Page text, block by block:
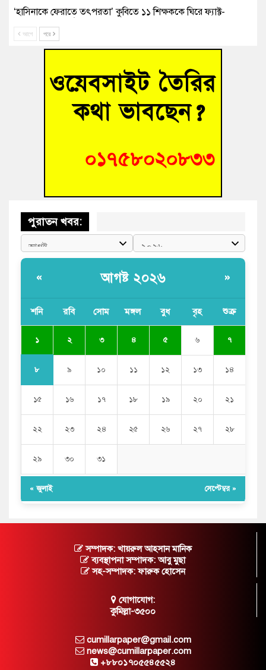
‘হাসিনাকে ফেরাতে তৎপরতা’ কুবিতে ১১ শিক্ষককে ঘিরে ফ্যাক্ট-
বাঁশের খুঁটিতে ভর করে টিকে আছে সেতু
জুলাই গণঅভ্যুত্থান দিবসে কুমিল্লায় শ্রদ্ধা, র‍্যালি ও সংবর্ধনা
তনু হত্যা মামলায় গ্রেফতার সাবেক সেনা সদস্য হাফিজুর রহমান
হাইকোর্টের জামিনে মুক্ত
আগে পরে
পুরাতন খবর:
« আগষ্ট ২০২৬ »
শনি রবি সোম মঙ্গল বুধ বৃহ শুক্র
১ ২ ৩ ৪ ৫ ৬ ৭
৮ ৯ ১০ ১১ ১২ ১৩ ১৪
১৫ ১৬ ১৭ ১৮ ১৯ ২০ ২১
২২ ২৩ ২৪ ২৫ ২৬ ২৭ ২৮
২৯ ৩০ ৩১
« জুলাই সেপ্টেম্বর »
সম্পাদক: খায়রুল আহসান মানিক
ব্যবস্থাপনা সম্পাদক: আবু মুছা
সহ-সম্পাদক: ফারুক হোসেন
যোগাযোগ:
কুমিল্লা-৩৫০০
cumillarpaper@gmail.com
news@cumillarpaper.com
+৮৮০১৭০৫৫৪৫৫২৪